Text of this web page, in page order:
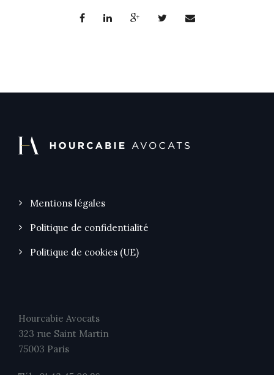
Mentions légales
Politique de confidentialité
Politique de cookies (UE)
Hourcabie Avocats
323 rue Saint Martin
75003 Paris